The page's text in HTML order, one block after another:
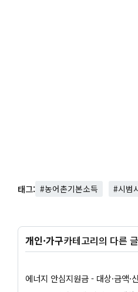
태그: #농어촌기본소득 #시범
개인·가구카테고리의 다른 글
에너지 안심지원금 - 대상·금액·